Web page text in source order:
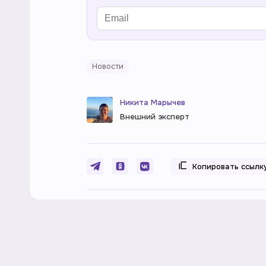
Новости
Никита Марычев
Внешний эксперт
Копировать